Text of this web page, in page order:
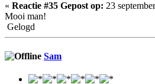
« Reactie #35 Gepost op: 23
Mooi man!
Gelogd
Sam